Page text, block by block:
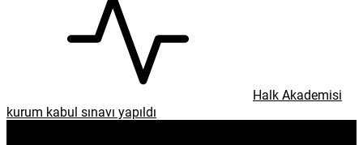
Halk Akademisi
kurum kabul sınavı yapıldı